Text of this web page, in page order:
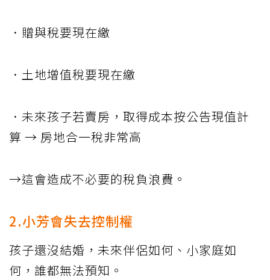
．贈與稅要現在繳
．土地增值稅要現在繳
．未來孩子若賣房，取得成本按公告現值計
算 → 房地合一稅非常高
→這會造成不必要的稅負浪費。
2.小芳會失去控制權
孩子還沒結婚，未來伴侶如何、小家庭如
何，誰都無法預知。